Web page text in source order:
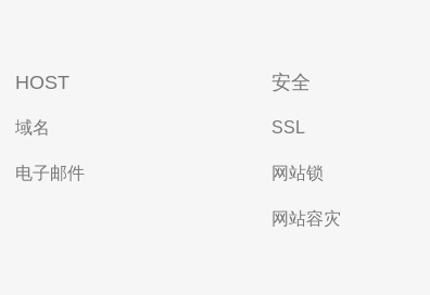
HOST
域名
电子邮件
安全
SSL
网站锁
网站容灾